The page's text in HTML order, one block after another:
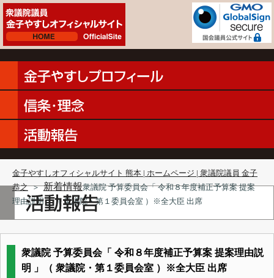
金子やすしオフィシャルサイト 熊本 | ホームページ | 衆議院議員 金子
恭之 ＞ 新着情報衆議院 予算委員会「 令和８年度補正予算案 提案
理由説明 」（ 衆議院・第１委員会室 ）※全大臣 出席
衆議院 予算委員会「 令和８年度補正予算案 提案理由説
明 」（ 衆議院・第１委員会室 ）※全大臣 出席